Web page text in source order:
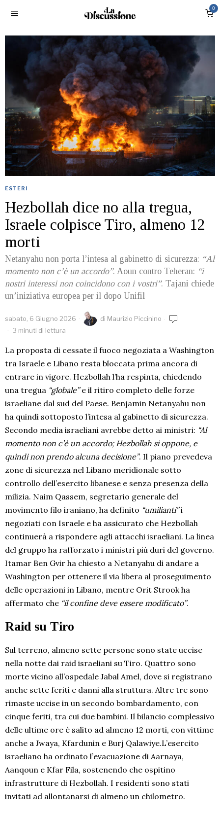
0
ESTERI
Hezbollah dice no alla tregua,
Israele colpisce Tiro, almeno 12
morti
Netanyahu non porta l’intesa al gabinetto di sicurezza: “Al
momento non c’è un accordo”. Aoun contro Teheran: “i
nostri interessi non coincidono con i vostri”. Tajani chiede
un’iniziativa europea per il dopo Unifil
sabato, 6 Giugno 2026 di Maurizio Piccinino
3 minuti di lettura
La proposta di cessate il fuoco negoziata a Washington
tra Israele e Libano resta bloccata prima ancora di
entrare in vigore. Hezbollah l’ha respinta, chiedendo
una tregua “globale”e il ritiro completo delle forze
israeliane dal sud del Paese. Benjamin Netanyahu non
ha quindi sottoposto l’intesa al gabinetto di sicurezza.
Secondo media israeliani avrebbe detto ai ministri: “Al
momento non c’è un accordo; Hezbollah si oppone, e
quindi non prendo alcuna decisione”. Il piano prevedeva
zone di sicurezza nel Libano meridionale sotto
controllo dell’esercito libanese e senza presenza della
milizia. Naim Qassem, segretario generale del
movimento filo iraniano, ha definito “umilianti”i
negoziati con Israele e ha assicurato che Hezbollah
continuerà a rispondere agli attacchi israeliani. La linea
del gruppo ha rafforzato i ministri più duri del governo.
Itamar Ben Gvir ha chiesto a Netanyahu di andare a
Washington per ottenere il via libera al proseguimento
delle operazioni in Libano, mentre Orit Strook ha
affermato che “il confine deve essere modificato”.
Raid su Tiro
Sul terreno, almeno sette persone sono state uccise
nella notte dai raid israeliani su Tiro. Quattro sono
morte vicino all’ospedale Jabal Amel, dove si registrano
anche sette feriti e danni alla struttura. Altre tre sono
rimaste uccise in un secondo bombardamento, con
cinque feriti, tra cui due bambini. Il bilancio complessivo
delle ultime ore è salito ad almeno 12 morti, con vittime
anche a Jwaya, Kfardunin e Burj Qalawiye.L’esercito
israeliano ha ordinato l’evacuazione di Aarnaya,
Aanqoun e Kfar Fila, sostenendo che ospitino
infrastrutture di Hezbollah. I residenti sono stati
invitati ad allontanarsi di almeno un chilometro.